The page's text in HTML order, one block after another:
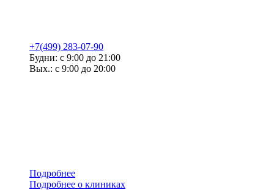
+7(499) 283-07-90
Будни: с 9:00 до 21:00
Вых.: с 9:00 до 20:00
Подробнее
Подробнее о клиниках